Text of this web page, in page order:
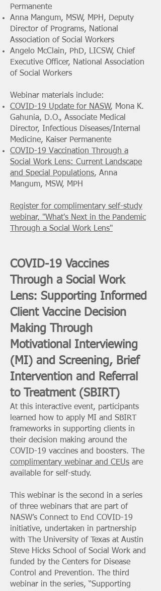
Permanente
Anna Mangum, MSW, MPH, Deputy
Director of Programs, National
Association of Social Workers
Angelo McClain, PhD, LICSW, Chief
Executive Officer, National Association
of Social Workers
Webinar materials include:
COVID-19 Update for NASW, Mona K.
Gahunia, D.O., Associate Medical
Director, Infectious Diseases/Internal
Medicine, Kaiser Permanente
COVID-19 Vaccination Through a
Social Work Lens: Current Landscape
and Special Populations, Anna
Mangum, MSW, MPH
Register for complimentary self-study
webinar, "What's Next in the Pandemic
Through a Social Work Lens"
COVID-19 Vaccines
Through a Social Work
Lens: Supporting Informed
Client Vaccine Decision
Making Through
Motivational Interviewing
(MI) and Screening, Brief
Intervention and Referral
to Treatment (SBIRT)
At this interactive event, participants
learned how to apply MI and SBIRT
frameworks in supporting clients in
their decision making around the
COVID-19 vaccines and boosters. The
complimentary webinar and CEUs are
available for self-study.
This webinar is the second in a series
of three webinars that are part of
NASW’s Connect to End COVID-19
initiative, undertaken in partnership
with The University of Texas at Austin
Steve Hicks School of Social Work and
funded by the Centers for Disease
Control and Prevention. The third
webinar in the series, “Supporting